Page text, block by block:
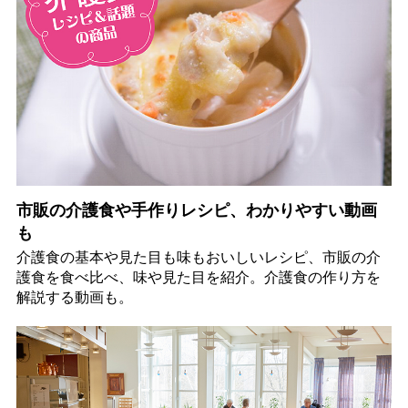
市販の介護食や手作りレシピ、わかりやすい動画
も
介護食の基本や見た目も味もおいしいレシピ、市販の介
護食を食べ比べ、味や見た目を紹介。介護食の作り方を
解説する動画も。